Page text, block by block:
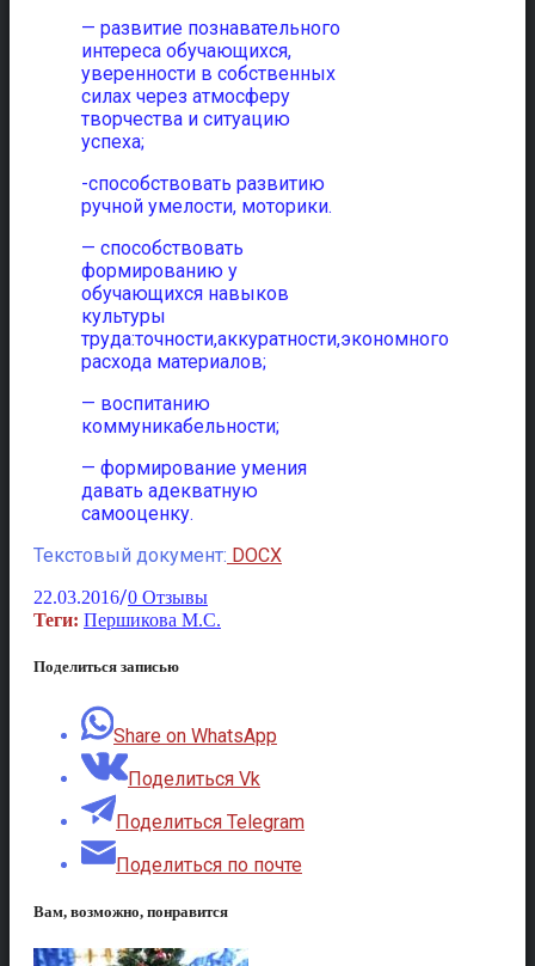
— развитие познавательного
интереса обучающихся,
уверенности в собственных
силах через атмосферу
творчества и ситуацию
успеха;
-способствовать развитию
ручной умелости, моторики.
— способствовать
формированию у
обучающихся навыков
культуры
труда:точности,аккуратности,экономного
расхода материалов;
— воспитанию
коммуникабельности;
— формирование умения
давать адекватную
самооценку.
Текстовый документ: DOCX
22.03.2016/0 Отзывы
Теги: Першикова М.С.
Поделиться записью
Share on WhatsApp
Поделиться Vk
Поделиться Telegram
Поделиться по почте
Вам, возможно, понравится